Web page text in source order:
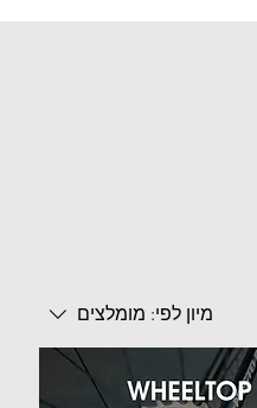
מיון לפי: מומלצים